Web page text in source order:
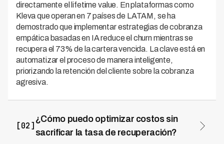
directamente el lifetime value. En plataformas como
Kleva que operan en 7 países de LATAM, se ha
demostrado que implementar estrategias de cobranza
empática basadas en IA reduce el churn mientras se
recupera el 73% de la cartera vencida. La clave está en
automatizar el proceso de manera inteligente,
priorizando la retención del cliente sobre la cobranza
agresiva.
[02]
¿Cómo puedo optimizar costos sin
sacrificar la tasa de recuperación?